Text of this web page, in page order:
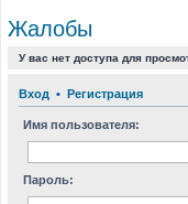
Жалобы
У вас нет доступа для
Вход • Регистрация
Имя пользователя:
Пароль: